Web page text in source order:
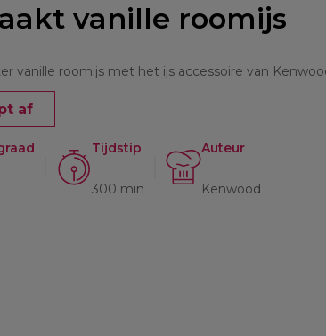
vanille roomijs
vanille roomijs met het ijs accessoire van
af
Tijdstip
300 min
Auteur
Kenwood